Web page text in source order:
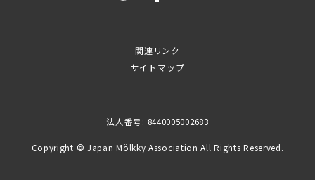
関連リンク
サイトマップ
法人番号: 8440005002683
Copyright © Japan Mölkky Association All Rights Reserved.